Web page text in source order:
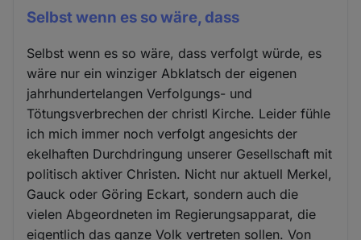
Selbst wenn es so wäre, dass
Selbst wenn es so wäre, dass verfolgt würde, es
wäre nur ein winziger Abklatsch der eigenen
jahrhundertelangen Verfolgungs- und
Tötungsverbrechen der christl Kirche. Leider fühle
ich mich immer noch verfolgt angesichts der
ekelhaften Durchdringung unserer Gesellschaft mit
politisch aktiver Christen. Nicht nur aktuell Merkel,
Gauck oder Göring Eckart, sondern auch die
vielen Abgeordneten im Regierungsapparat, die
eigentlich das ganze Volk vertreten sollen. Von